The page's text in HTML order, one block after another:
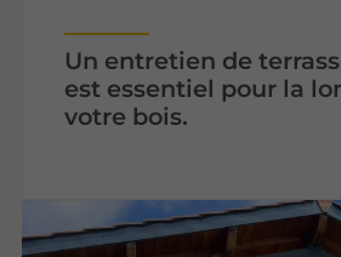
Un entretien de
est essentiel pour la
votre bois.